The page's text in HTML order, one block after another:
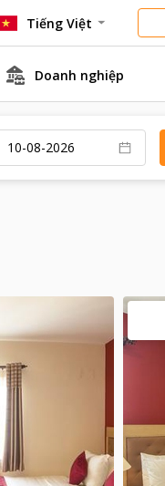
Tiếng Việt
Doanh nghiệp